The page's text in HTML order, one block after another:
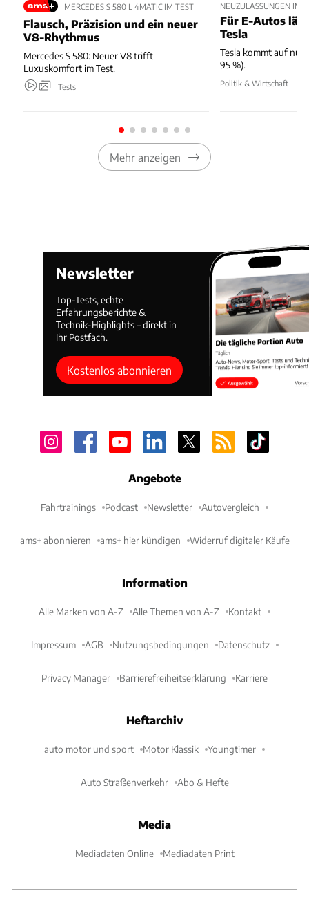
MERCEDES S 580 L 4MATIC IM TEST
Flausch, Präzision und ein neuer
V8-Rhythmus
Mercedes S 580: Neuer V8 trifft
Luxuskomfort im Test.
Tests
NEUZULASSUNGEN IM
Für E-Autos
Tesla
Tesla kommt auf nur
95 %).
Politik & Wirtschaft
Mehr anzeigen
Newsletter
Top-Tests, echte
Erfahrungsberichte &
Technik-Highlights – direkt in
Ihr Postfach.
Kostenlos abonnieren
Angebote
Fahrtrainings Podcast Newsletter Autovergleich
ams+ abonnieren ams+ hier kündigen Widerruf digitaler Käufe
Information
Alle Marken von A-Z Alle Themen von A-Z Kontakt
Impressum AGB Nutzungsbedingungen Datenschutz
Privacy Manager Barrierefreiheitserklärung Karriere
Heftarchiv
auto motor und sport Motor Klassik Youngtimer
Auto Straßenverkehr Abo & Hefte
Media
Mediadaten Online Mediadaten Print